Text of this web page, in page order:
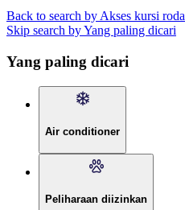
Back to search by Akses kursi roda
Skip search by Yang paling dicari
Yang paling dicari
Air conditioner
Peliharaan diizinkan